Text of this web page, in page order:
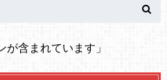
が含まれています」